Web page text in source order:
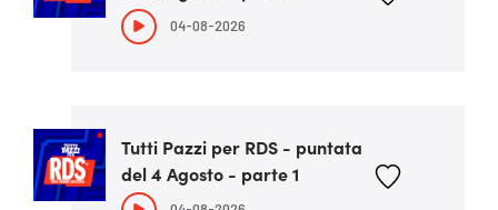
04-08-2026
Tutti Pazzi per RDS - puntata
del 4 Agosto - parte 1